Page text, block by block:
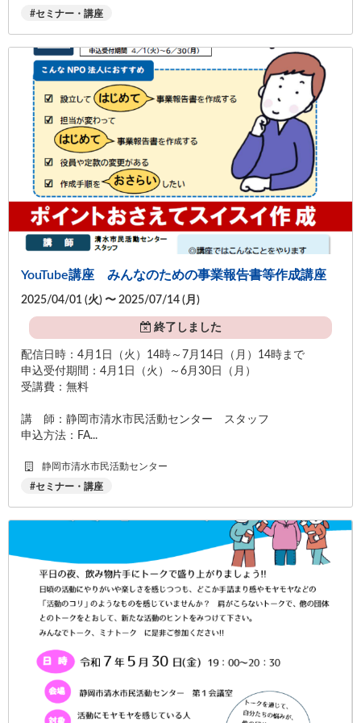
セミナー・講座
YouTube講座 みんなのための事業報告書等作成講座
2025/04/01 (火) 〜 2025/07/14 ( 月 )
終了しました
配信日時：4月1日（火）14時～7月14日（月）14時まで
申込受付期間：4月1日（火）～6月30日（月）
受講費：無料
講 師：静岡市清水市民活動センター スタッフ
申込方法：FA...
静岡市清水市民活動センター
セミナー・講座